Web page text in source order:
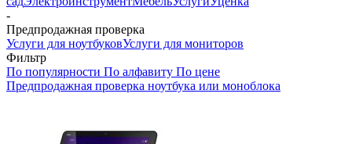
-
Предпродажная проверка
Услуги для ноутбуковУслуги для мониторов
Фильтр
По популярности По алфавиту По цене
Предпродажная проверка ноутбука или моноблока